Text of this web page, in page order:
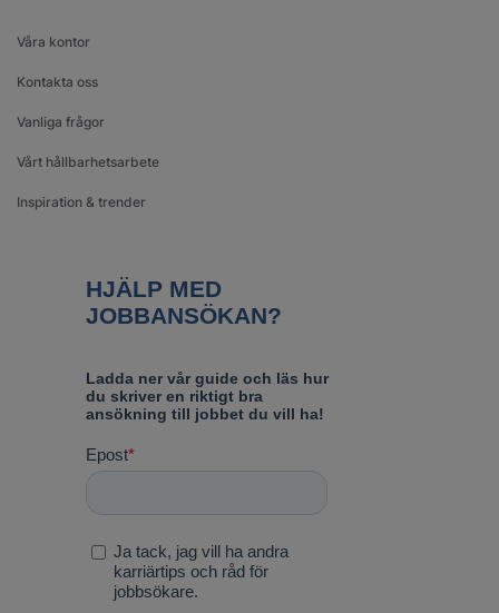
Våra kontor
Kontakta oss
Vanliga frågor
Vårt hållbarhetsarbete
Inspiration & trender